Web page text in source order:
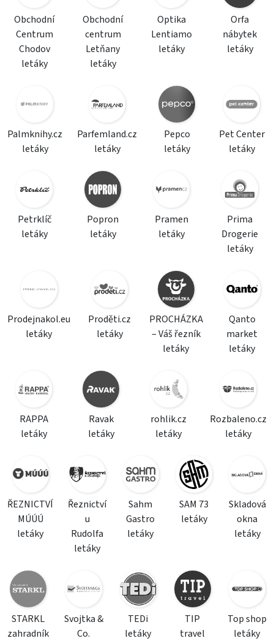
Obchodní
Centrum
Chodov
letáky
Obchodní
centrum
Letňany
letáky
Optika
Lentiamo
letáky
Orfa
nábytek
letáky
Palmknihy.cz
letáky
Parfemland.cz
letáky
Pepco
letáky
Pet Center
letáky
Petrklíč
letáky
Popron
letáky
Pramen
letáky
Prima
Drogerie
letáky
Prodejnakol.eu
letáky
Proděti.cz
letáky
PROCHÁZKA
– Váš řezník
letáky
Qanto
market
letáky
RAPPA
letáky
Ravak
letáky
rohlik.cz
letáky
Rozbaleno.cz
letáky
ŘEZNICTVÍ
MÚÚÚ
letáky
Řeznictví
u
Rudolfa
letáky
Sahm
Gastro
letáky
SAM 73
letáky
Skladová
okna
letáky
STARKL
zahradník
Svojtka &
Co.
TEDi
letáky
TIP
travel
Top shop
letáky